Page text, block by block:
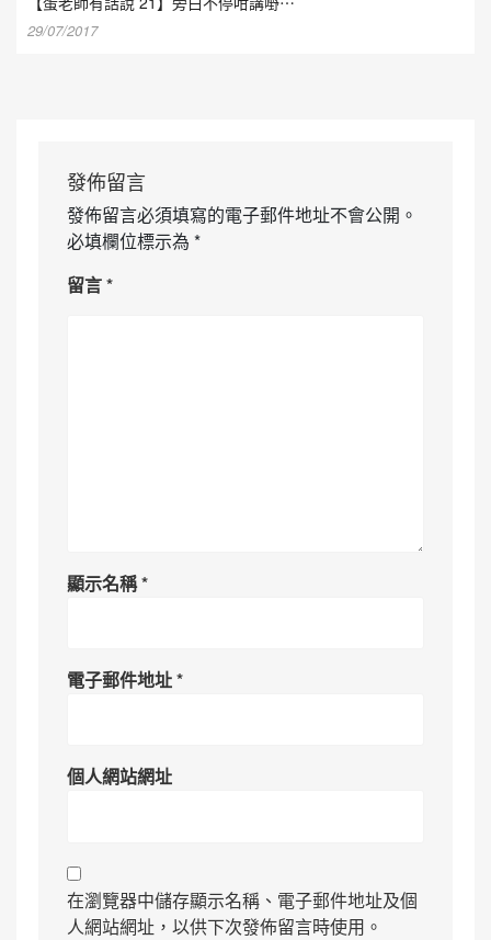
29/07/2017
發佈留言
發佈留言必須填寫的電子郵件地址不會公開。
必填欄位標示為 *
留言*
顯示名稱*
電子郵件地址*
個人網站網址
在瀏覽器中儲存顯示名稱、電子郵件地址及個
人網站網址，以供下次發佈留言時使用。